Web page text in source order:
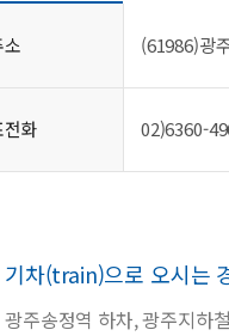
(61986)광
전화 02)6360-
기차(train)으로 오시는
광주송정역 하차, 광주지하